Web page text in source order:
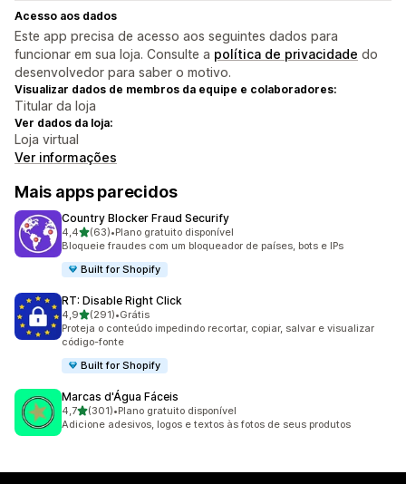
Acesso aos dados
Este app precisa de acesso aos seguintes dados para
funcionar em sua loja. Consulte a política de privacidade do
desenvolvedor para saber o motivo.
Visualizar dados de membros da equipe e colaboradores:
Titular da loja
Ver dados da loja:
Loja virtual
Ver informações
Mais apps parecidos
Country Blocker Fraud Securify
4,4de 5 estrelas
(63)
63 avaliações ao todo
•Plano gratuito disponível
Bloqueie fraudes com um bloqueador de países, bots e IPs
Built for Shopify
RT: Disable Right Click
4,9de 5 estrelas
(291)
291 avaliações ao todo
•Grátis
Proteja o conteúdo impedindo recortar, copiar, salvar e visualizar
código-fonte
Built for Shopify
Marcas d'Água Fáceis
4,7de 5 estrelas
(301)
301 avaliações ao todo
•Plano gratuito disponível
Adicione adesivos, logos e textos às fotos de seus produtos